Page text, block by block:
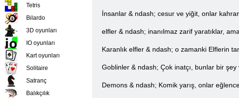
İnsanlar & ndash; cesur ve yiğit, onlar
elfler & ndash; inanılmaz zarif yaratıklar,
Karanlık elfler & ndash; o zamanki Elflerin
Goblinler & ndash; Çok inatçı, bunlar bir şey
Demons & ndash; Komik yarış, onlar
Tetris
Bilardo
3D oyunları
IO oyunları
Kart oyunları
Solitaire
Satranç
Balıkçılık